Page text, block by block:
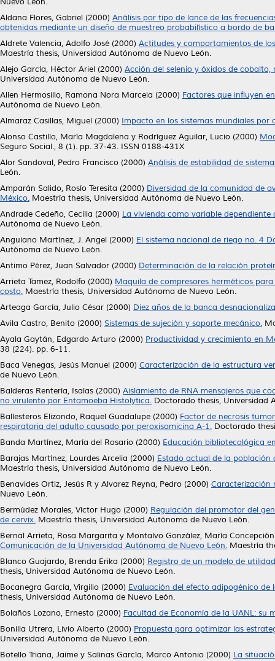
Aldana Flores, Gabriel (2000) Análisis por tipo de lance de las
obtenidas mediante un diseño de muestreo probabilístico a bordo de
Aldrete Valencia, Adolfo José (2000) Actitudes y comportamientos de
Maestría thesis, Universidad Autónoma de Nuevo León.
Alejo García, Héctor Ariel (2000) Acción del selenio y óxidos de
Universidad Autónoma de Nuevo León.
Allen Hermosillo, Ramona Nora Marcela (2000) Factores que influyen
Autónoma de Nuevo León.
Almaraz Casillas, Miguel (2000) Impacto en los sistemas mundiales por
Alonso Castillo, María Magdalena y Rodríguez Aguilar, Lucio (2000)
Seguro Social., 8 (1). pp. 37-43. ISSN 0188-431X
Alor Sandoval, Pedro Francisco (2000) Análisis de estabilidad de
León.
Amparán Salido, Rosío Teresita (2000) Diversidad de la comunidad de
México. Maestría thesis, Universidad Autónoma de Nuevo León.
Andrade Cedeño, Cecilia (2000) La vivienda como variable
Autónoma de Nuevo León.
Anguiano Martínez, J. Angel (2000) El sistema nacional de riego no. 4
Autónoma de Nuevo León.
Antimo Pérez, Juan Salvador (2000) Determinación de la relación
Arrieta Tamez, Rodolfo (2000) Maquila de compresores herméticos
costo. Maestría thesis, Universidad Autónoma de Nuevo León.
Arteaga García, Julio César (2000) Diez años de la banca
Avila Castro, Benito (2000) Sistemas de sujeción y soporte mecánico.
Ayala Gaytán, Edgardo Arturo (2000) Productividad y crecimiento en
38 (224). pp. 6-11.
Baca Venegas, Jesús Manuel (2000) Caracterización de la estructura
de Nuevo León.
Balderas Rentería, Isaías (2000) Aislamiento de RNA mensajeros que
no virulento por Entamoeba Histolytica. Doctorado thesis, Universidad
Ballesteros Elizondo, Raquel Guadalupe (2000) Factor de necrosis
respiratoria del adulto causado por peroxisomicina A-1. Doctorado
Banda Martínez, María del Rosario (2000) Educación bibliotecológica
Barajas Martínez, Lourdes Arcelia (2000) Estado actual de la población
Maestría thesis, Universidad Autónoma de Nuevo León.
Benavides Ortiz, Jesús R y Alvarez Reyna, Pedro (2000) Caracterización
Nuevo León.
Bermúdez Morales, Víctor Hugo (2000) Regulación del promotor del
de cervix. Maestría thesis, Universidad Autónoma de Nuevo León.
Bernal Arrieta, Rosa Margarita y Montalvo González, María Concepción
Comunicación de la Universidad Autónoma de Nuevo León. Maestría
Blanco Guajardo, Brenda Erika (2000) Registro de un modelo de
thesis, Universidad Autónoma de Nuevo León.
Bocanegra García, Virgilio (2000) Evaluación del efecto adipogénico
thesis, Universidad Autónoma de Nuevo León.
Bolaños Lozano, Ernesto (2000) Facultad de Economía de la UANL: su
Bonilla Utrera, Livio Alberto (2000) Propuesta para optimizar las
Universidad Autónoma de Nuevo León.
Botello Triana, Jaime y Salinas García, Marco Antonio (2000) La